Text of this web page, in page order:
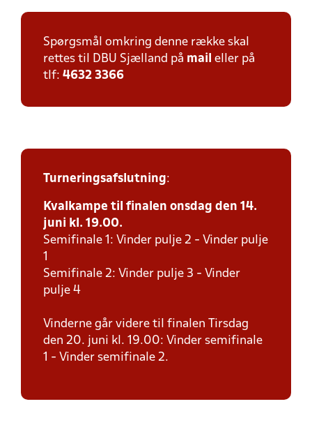
Spørgsmål omkring denne række skal
rettes til DBU Sjælland på mail eller på
tlf: 4632 3366
Turneringsafslutning:
Kvalkampe til finalen onsdag den 14.
juni kl. 19.00.
Semifinale 1: Vinder pulje 2 - Vinder pulje
1
Semifinale 2: Vinder pulje 3 - Vinder
pulje 4
Vinderne går videre til finalen Tirsdag
den 20. juni kl. 19.00: Vinder semifinale
1 - Vinder semifinale 2.